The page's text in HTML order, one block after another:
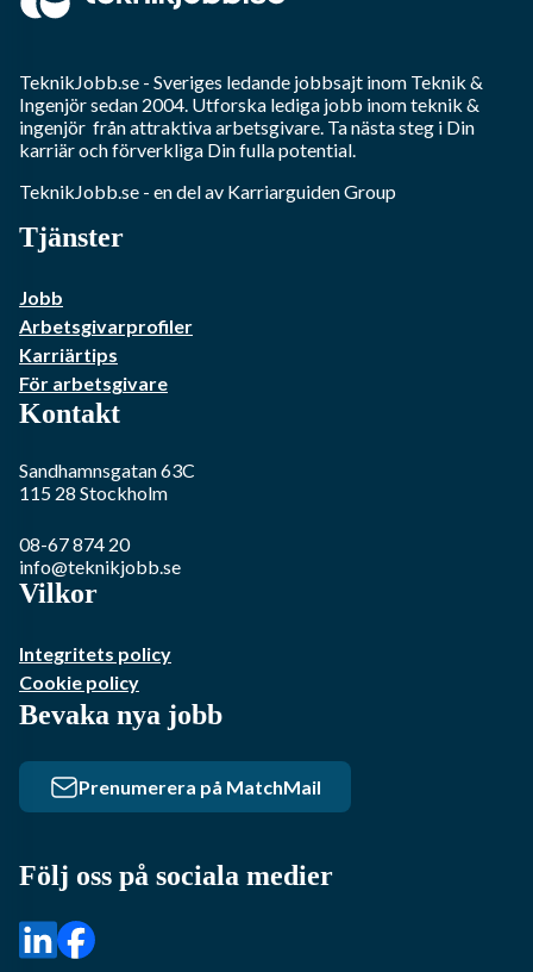
TeknikJobb.se - Sveriges ledande jobbsajt inom Teknik &
Ingenjörsedan 2004. Utforska lediga jobb inomteknik &
ingenjör från attraktiva arbetsgivare. Ta nästa steg i Din
karriär och förverkliga Din fulla potential.
TeknikJobb.se - en del av Karriarguiden Group
Tjänster
Jobb
Arbetsgivarprofiler
Karriärtips
För arbetsgivare
Kontakt
Sandhamnsgatan 63C
115 28 Stockholm
08-67 874 20
info@teknikjobb.se
Vilkor
Integritets policy
Cookie policy
Bevaka nya jobb
Prenumerera på MatchMail
Följ oss på sociala medier